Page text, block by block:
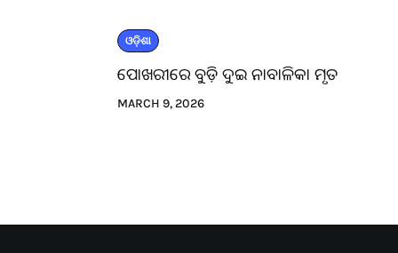
ଓଡ଼ିଶା
ପୋଖରୀରେ ବୁଡ଼ି ଦୁଇ ନାବାଳିକା ମୃତ
MARCH 9, 2026